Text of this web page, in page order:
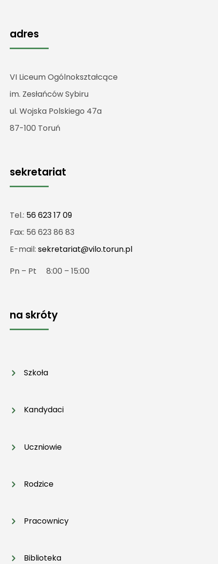
adres
VI Liceum Ogólnokształcące
im. Zesłańców Sybiru
ul. Wojska Polskiego 47a
87-100 Toruń
sekretariat
Tel.: 56 623 17 09
Fax: 56 623 86 83
E-mail: sekretariat@vilo.torun.pl
Pn – Pt 8:00 – 15:00
na skróty
Szkoła
Kandydaci
Uczniowie
Rodzice
Pracownicy
Biblioteka